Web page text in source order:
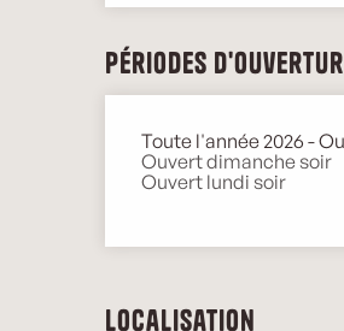
Périodes
Toute l'année 2026 -
Ouvert dimanche soir
Ouvert lundi soir
Localisation